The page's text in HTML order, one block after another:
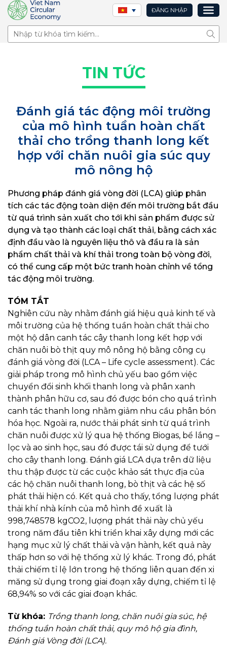
ĐĂNG NHẬP
Tìm
TIN TỨC
Đánh giá tác động môi trường
của mô hình tuần hoàn chất
thải cho trồng thanh long kết
hợp với chăn nuôi gia súc quy
mô nông hộ
Phương pháp đánh giá vòng đời (LCA) giúp phân
tích các tác động toàn diện đến môi trường bắt đầu
từ quá trình sản xuất cho tới khi sản phẩm được sử
dụng và tạo thành các loại chất thải, bằng cách xác
định đầu vào là nguyên liệu thô và đầu ra là sản
phẩm chất thải và khí thải trong toàn bộ vòng đời,
có thể cung cấp một bức tranh hoàn chỉnh về tổng
tác động môi trường.
TÓM TẮT
Nghiên cứu này nhằm đánh giá hiệu quả kinh tế và
môi trường của hệ thống tuần hoàn chất thải cho
một hộ dân canh tác cây thanh long kết hợp với
chăn nuôi bò thịt quy mô nông hộ bằng công cụ
đánh giá vòng đời (LCA – Life cycle assessment). Các
giải pháp trong mô hình chủ yếu bao gồm việc
chuyển đổi sinh khối thanh long và phân xanh
thành phân hữu cơ, sau đó được bón cho quá trình
canh tác thanh long nhằm giảm nhu cầu phân bón
hóa học. Ngoài ra, nước thải phát sinh từ quá trình
chăn nuôi được xử lý qua hệ thống Biogas, bể lắng –
lọc và ao sinh học, sau đó được tái sử dụng để tưới
cho cây thanh long. Đánh giá LCA dựa trên dữ liệu
thu thập được từ các cuộc khảo sát thực địa của
các hộ chăn nuôi thanh long, bò thịt và các hệ số
phát thải hiện có. Kết quả cho thấy, tổng lượng phát
thải khí nhà kính của mô hình đề xuất là
998,748578 kgCO2, lượng phát thải này chủ yếu
trong năm đầu tiên khi triển khai xây dựng mới các
hạng mục xử lý chất thải và vận hành, kết quả này
thấp hơn so với hệ thống xử lý khác. Trong đó, phát
thải chiếm tỉ lệ lớn trong hệ thống liên quan đến xi
măng sử dụng trong giai đoạn xây dựng, chiếm tỉ lệ
68,94% so với các giai đoạn khác.
Từ khóa: Trồng thanh long, chăn nuôi gia súc, hệ
thống tuần hoàn chất thải, quy mô hộ gia đình,
Đánh giá Vòng đời (LCA).